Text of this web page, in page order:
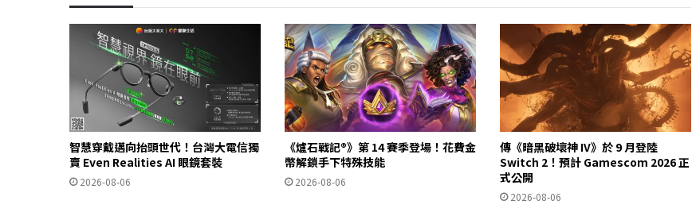
智慧穿戴邁向抬頭世代！台灣大電信獨
賣 Even Realities AI 眼鏡套裝
2026-08-06
《爐石戰記®》第 14 賽季登場！花費金
幣解鎖手下特殊技能
2026-08-06
傳《暗黑破壞神 IV》於 9 月登陸
Switch 2！預計 Gamescom 2026 正
式公開
2026-08-06